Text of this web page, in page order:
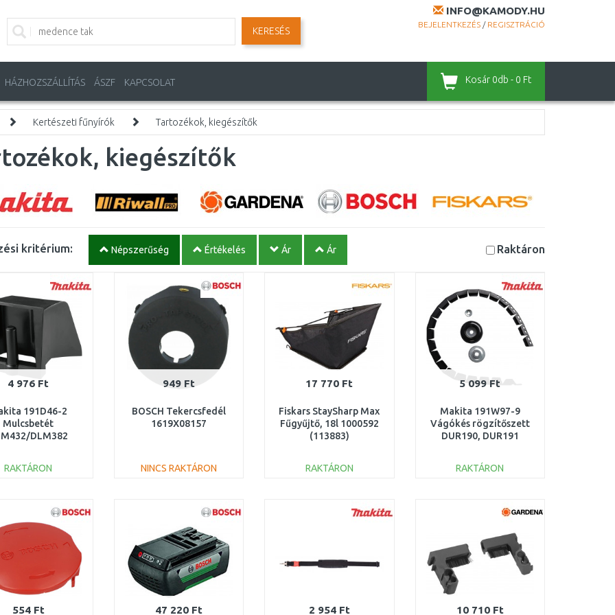
INFO@KAMODY.HU
BEJELENTKEZÉS / REGISZTRÁCIÓ
KERESÉS
HÁZHOZSZÁLLÍTÁS ÁSZF KAPCSOLAT Kosár 0db - 0 Ft
Kertészeti fűnyírók Tartozékok, kiegészítők
kiegészítők
kritérium: Népszerűség Értékelés Ár Ár Raktáron
4 976 Ft
191D46-2
Mulcsbetét
DLM382
RAKTÁRON
Összehasonlítás
949 Ft
BOSCH Tekercsfedél
1619X08157
NINCS RAKTÁRON
Összehasonlítás
17 770 Ft
Fiskars StaySharp Max
Fűgyűjtő, 18l 1000592
(113883)
RAKTÁRON
Összehasonlítás
5 099 Ft
Makita 191W97-9
Vágókés rögzítőszett
DUR190, DUR191
RAKTÁRON
Összehasonlítás
554 Ft 47 220 Ft 2 954 Ft 10 710 Ft